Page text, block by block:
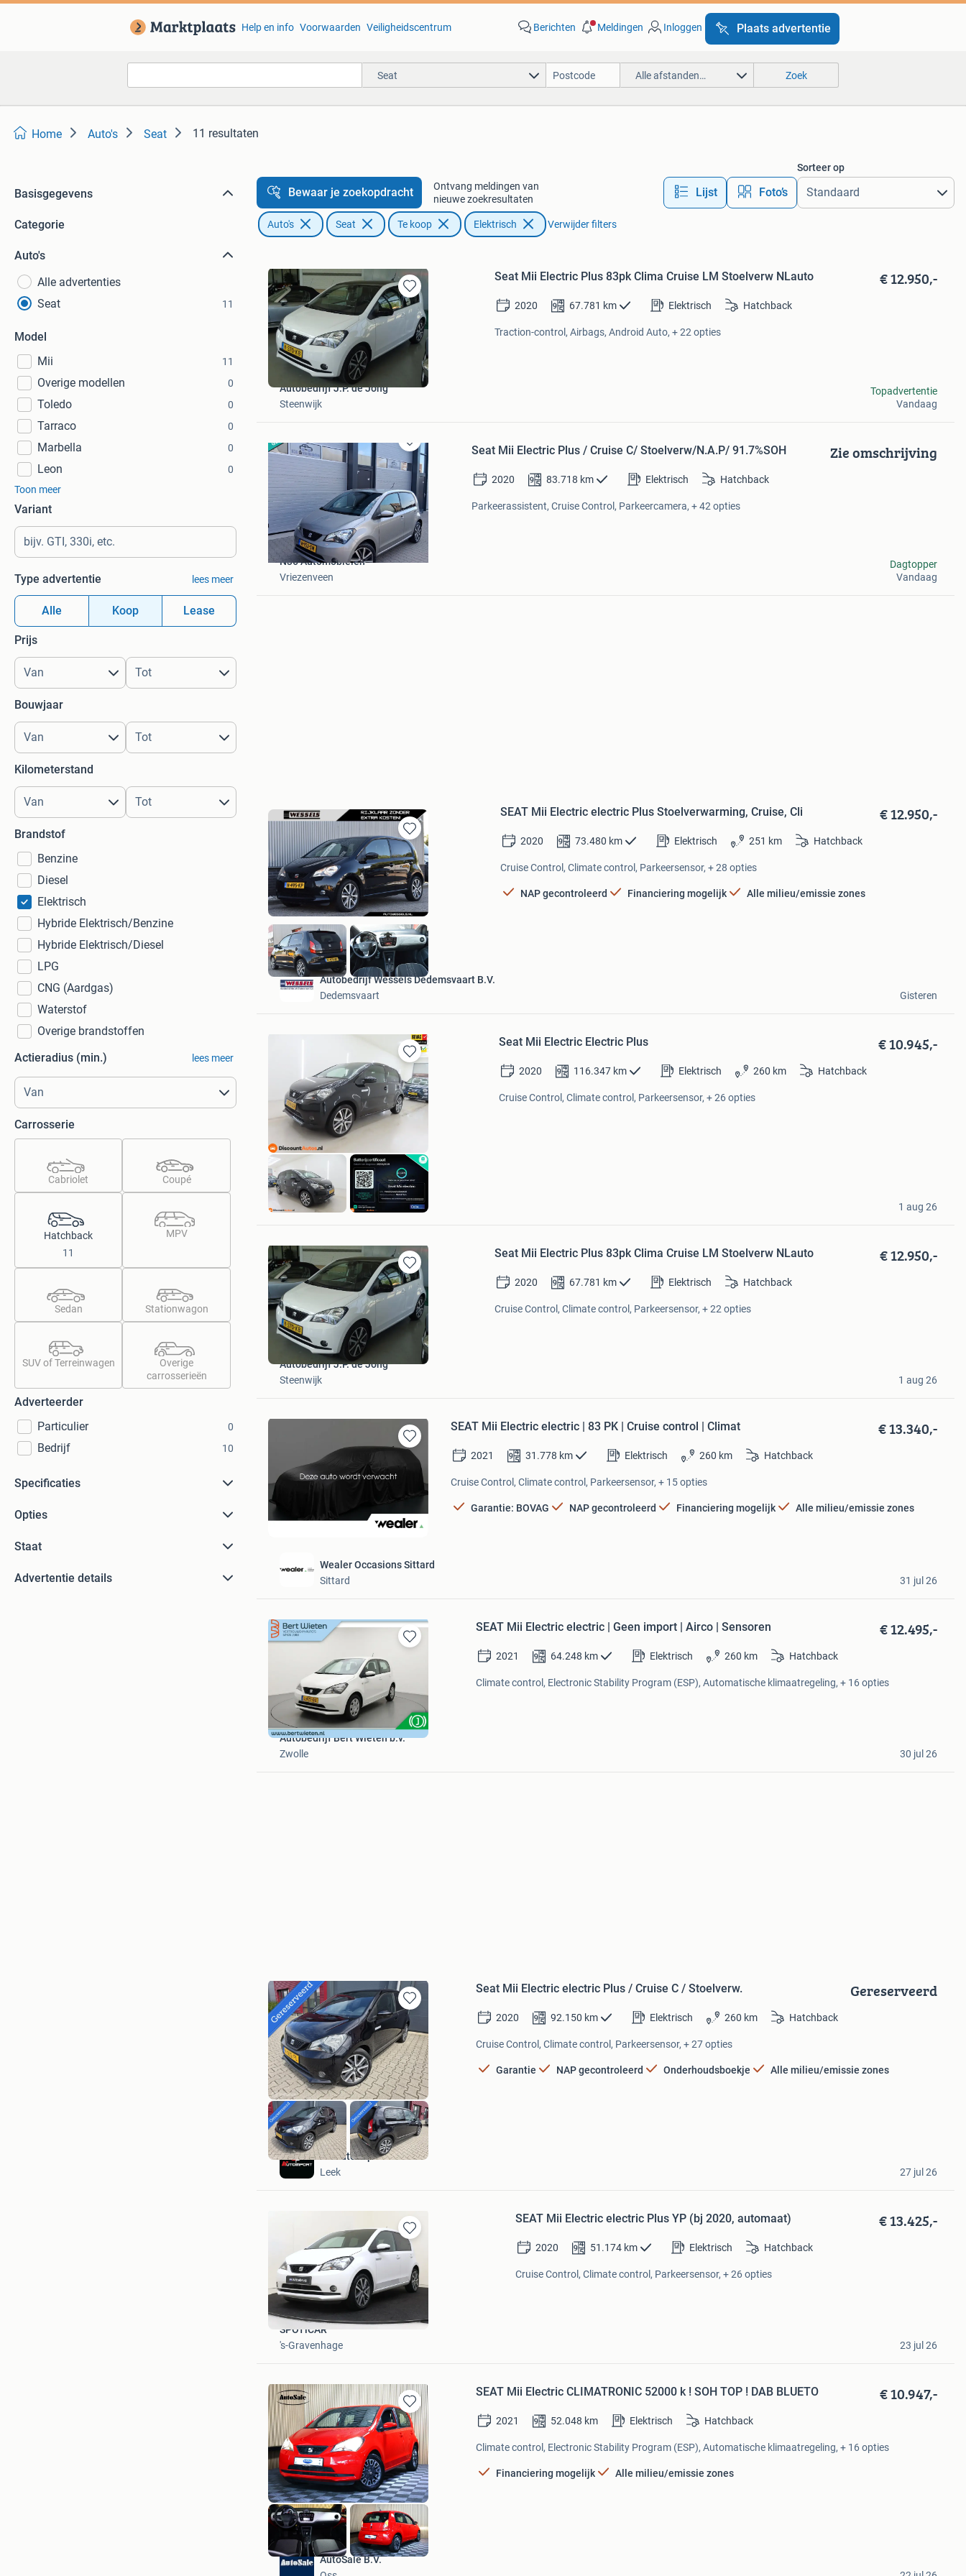
Help en info Voorwaarden Veiligheidscentrum Berichten Meldingen Inloggen Plaats advertentie
Seat Alle afstanden… Zoek
Home Auto's Seat 11 resultaten
Basisgegevens
Categorie
Auto's
Alle advertenties
Seat
11
Model
Mii
11
Overige modellen 0
Toledo 0
Tarraco 0
Marbella 0
Leon
0
Toon meer
Variant
Type advertentie lees meer
Alle Koop Lease
Prijs
Bouwjaar
Kilometerstand
Brandstof
Benzine
Diesel
Elektrisch
Hybride Elektrisch/Benzine
Hybride Elektrisch/Diesel
LPG
CNG (Aardgas)
Waterstof
Overige brandstoffen
Actieradius (min.)
lees meer
Carrosserie
Cabriolet Coupé
Hatchback
11
MPV
Sedan Stationwagon
SUV of Terreinwagen
Overige
carrosserieën
Adverteerder
Particulier
0
Bedrijf 10
Specificaties
Opties
Staat
Advertentie details
Bewaar je zoekopdracht
Ontvang meldingen van
nieuwe zoekresultaten
Lijst Foto’s
Sorteer op
Auto's Seat Te koop Elektrisch Verwijder filters
Bewaren
in
Favorieten
Seat Mii Electric Plus 83pk Clima Cruise LM Stoelverw NLauto € 12.950,-
2020 67.781 km Elektrisch Hatchback
Traction-control, Airbags, Android Auto, + 22 opties
Autobedrijf J.P. de Jong
Steenwijk
Topadvertentie
Vandaag
Bewaren
in
Mijn
Favorieten
Seat Mii Electric Plus / Cruise C/ Stoelverw/N.A.P/ 91.7%SOH Zie omschrijving
2020 83.718 km Elektrisch Hatchback
Parkeerassistent, Cruise Control, Parkeercamera, + 42 opties
N36 Automobielen
Vriezenveen
Dagtopper
Vandaag
Bewaren
in
Mijn
Favorieten
SEAT Mii Electric electric Plus Stoelverwarming, Cruise, Cli € 12.950,-
2020 73.480 km Elektrisch 251 km Hatchback
Cruise Control, Climate control, Parkeersensor, + 28 opties
NAP gecontroleerd Financiering mogelijk Alle milieu/emissie zones
Autobedrijf Wessels Dedemsvaart B.V.
Dedemsvaart
Gisteren
Bewaren
in
Mijn
Favorieten
Seat Mii Electric Electric Plus € 10.945,-
2020 116.347 km Elektrisch 260 km Hatchback
Cruise Control, Climate control, Parkeersensor, + 26 opties
DiscountAutos
Roosendaal
1 aug 26
Bewaren
in
Favorieten
Seat Mii Electric Plus 83pk Clima Cruise LM Stoelverw NLauto € 12.950,-
2020 67.781 km Elektrisch Hatchback
Cruise Control, Climate control, Parkeersensor, + 22 opties
Autobedrijf J.P. de Jong
Steenwijk
1 aug 26
Bewaren
Mijn
Favorieten
SEAT Mii Electric electric | 83 PK | Cruise control | Climat € 13.340,-
2021 31.778 km Elektrisch 260 km Hatchback
Cruise Control, Climate control, Parkeersensor, + 15 opties
Garantie: BOVAG NAP gecontroleerd Financiering mogelijk Alle milieu/emissie zones
Wealer Occasions Sittard
Sittard
31 jul 26
Bewaren
Favorieten
SEAT Mii Electric electric | Geen import | Airco | Sensoren € 12.495,-
2021 64.248 km Elektrisch 260 km Hatchback
Climate control, Electronic Stability Program (ESP), Automatische klimaatregeling, + 16 opties
Autobedrijf Bert Wieten b.v.
Zwolle
30 jul 26
Bewaren
in
Mijn
Favorieten
Seat Mii Electric electric Plus / Cruise C / Stoelverw. Gereserveerd
2020 92.150 km Elektrisch 260 km Hatchback
Cruise Control, Climate control, Parkeersensor, + 27 opties
Garantie NAP gecontroleerd Onderhoudsboekje Alle milieu/emissie zones
EP Autoimport
Leek
27 jul 26
Bewaren
in
Mijn
Favorieten
SEAT Mii Electric electric Plus YP (bj 2020, automaat) € 13.425,-
2020 51.174 km Elektrisch Hatchback
Cruise Control, Climate control, Parkeersensor, + 26 opties
SPOTiCAR
's-Gravenhage
23 jul 26
Bewaren
in
Mijn
Favorieten
SEAT Mii Electric CLIMATRONIC 52000 k ! SOH TOP ! DAB BLUETO € 10.947,-
2021 52.048 km Elektrisch Hatchback
Climate control, Electronic Stability Program (ESP), Automatische klimaatregeling, + 16 opties
Financiering mogelijk Alle milieu/emissie zones
AutoSale B.V.